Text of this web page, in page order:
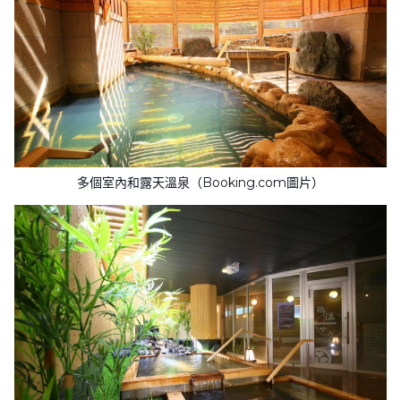
多個室內和露天溫泉（Booking.com圖片）